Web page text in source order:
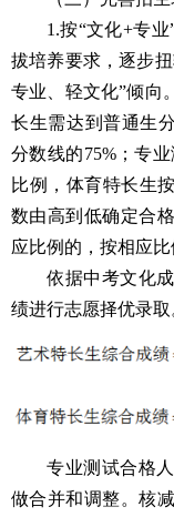
1.按“文化+专
拔培养要求，逐步
专业、轻文化”倾向
长生需达到普通生
分数线的75%；专
比例，体育特长生
数由高到低确定合
应比例的，按相应比
依据中考文化
绩进行志愿择优录取
专业测试合格
做合并和调整。核